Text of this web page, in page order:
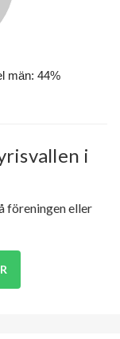
män: 44%
i
föreningen eller